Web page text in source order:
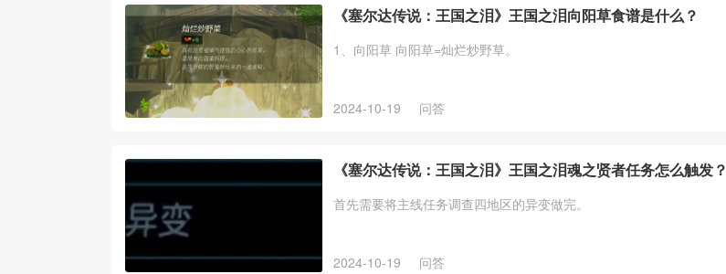
《塞尔达传说：王国之泪》王国之泪向阳草食谱是什么？
1、向阳草 向阳草=灿烂炒野草。
2024-10-19 问答
《塞尔达传说：王国之泪》王国之泪魂之贤者任务怎么触发？
首先需要将主线任务调查四地区的异变做完。
2024-10-19 问答